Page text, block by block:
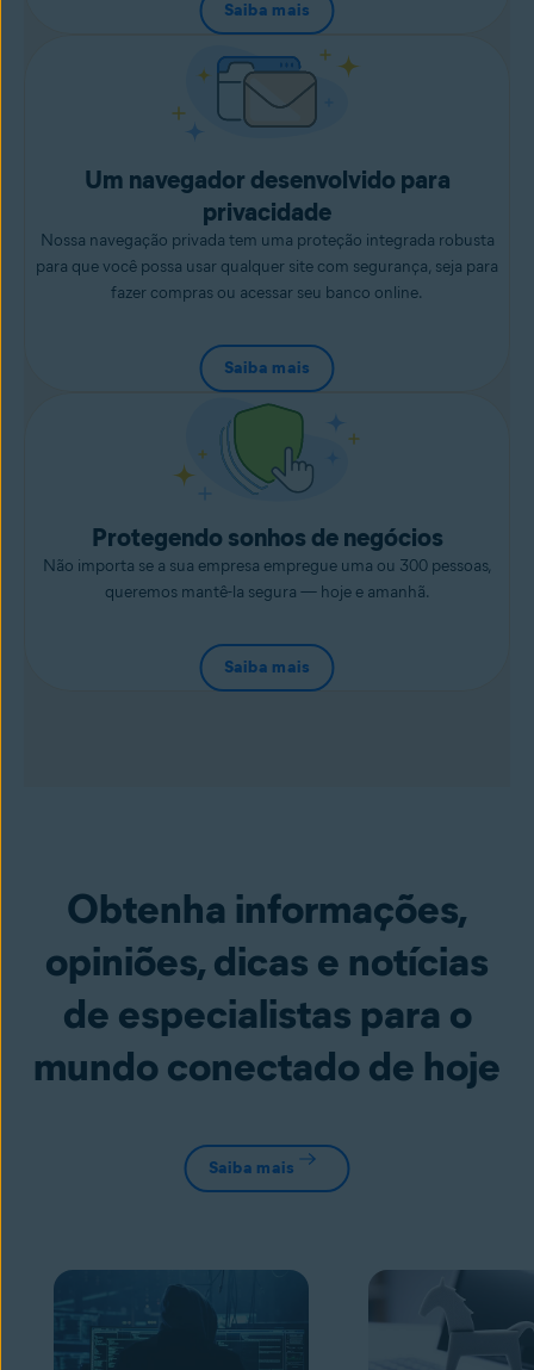
Saiba mais
Um navegador desenvolvido para
privacidade
Nossa navegação privada tem uma proteção integrada robusta
para que você possa usar qualquer site com segurança, seja para
fazer compras ou acessar seu banco online.
Saiba mais
Protegendo sonhos de negócios
Não importa se a sua empresa empregue uma ou 300 pessoas,
queremos mantê-la segura — hoje e amanhã.
Saiba mais
Obtenha informações,
opiniões, dicas e notícias
de especialistas para o
mundo conectado de hoje
Saiba mais